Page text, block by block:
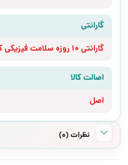
گارانتی
گارانتی 10 روزه سلامت فیزیکی کتاب
اصالت کالا
اصل
نظرات (0)